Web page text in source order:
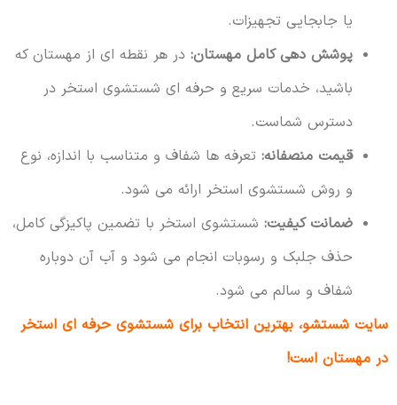
یا جابجایی تجهیزات.
پوشش دهی کامل مهستان:در هر نقطه ای از مهستان که
باشید، خدمات سریع و حرفه ای شستشوی استخر در
دسترس شماست.
قیمت منصفانه:تعرفه ها شفاف و متناسب با اندازه، نوع
و روش شستشوی استخر ارائه می شود.
ضمانت کیفیت:شستشوی استخر با تضمین پاکیزگی کامل،
حذف جلبک و رسوبات انجام می شود و آب آن دوباره
شفاف و سالم می شود.
سایت شستشو، بهترین انتخاب برای شستشوی حرفه ای استخر
در مهستان است!